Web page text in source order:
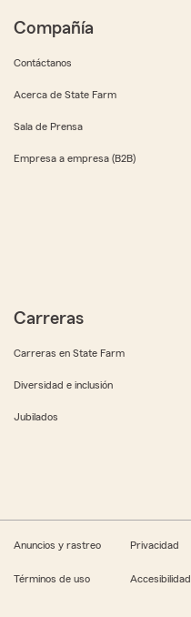
Compañía
Contáctanos
Acerca de State Farm
Sala de Prensa
Empresa a empresa (B2B)
Carreras
Carreras en State Farm
Diversidad e inclusión
Jubilados
Anuncios y rastreo Privacidad
Términos de uso Accesibilidad